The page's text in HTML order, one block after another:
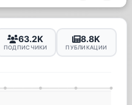
63.2K
ПОДПИСЧИКИ
8.8K
ПУБЛИКАЦИИ